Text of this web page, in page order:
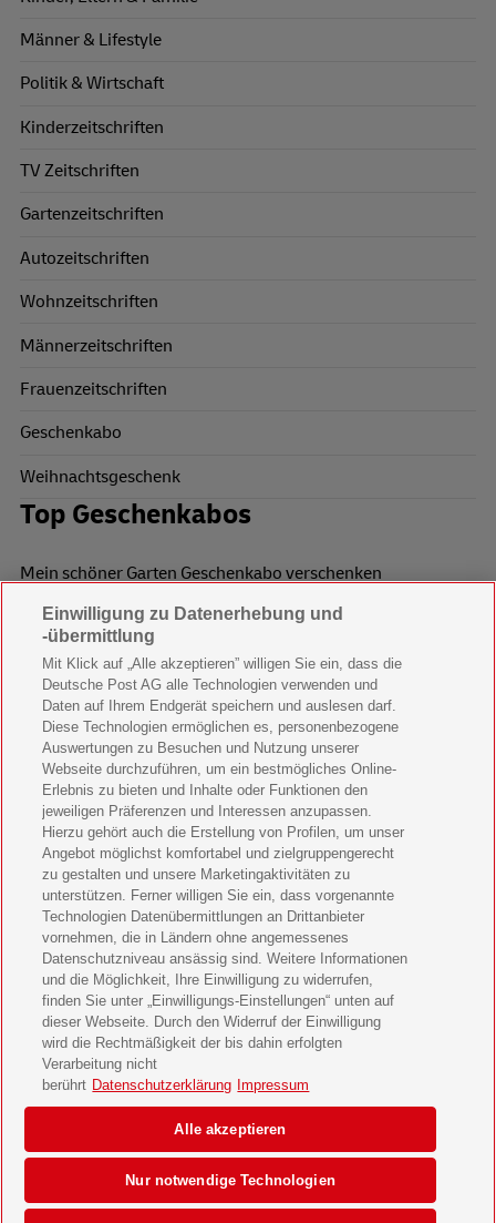
Männer & Lifestyle
Politik & Wirtschaft
Kinderzeitschriften
TV Zeitschriften
Gartenzeitschriften
Autozeitschriften
Wohnzeitschriften
Männerzeitschriften
Frauenzeitschriften
Geschenkabo
Weihnachtsgeschenk
Top Geschenkabos
Mein schöner Garten Geschenkabo verschenken
Wohnen & Garten Geschenkabo verschenken
Mein schönes Land Geschenkabo verschenken
Bild der Frau Geschenkabo verschenken
11 Freunde Geschenkabo verschenken
LEGO Ninjago Magazin Geschenkabo verschenken
Brigitte Geschenkabo verschenken
GEOlino Geschenkabo verschenken
Stern Crime Geschenkabo verschenken
Welt der Wunder Geschenkabo verschenken
GEO Geschenkabo verschenken
Datenschutz & Cookies
Einwilligungs-Einstellungen
Barrierefreiheit
Einwilligung zu Datenerhebung und
-übermittlung
Mit Klick auf „Alle akzeptieren” willigen Sie ein, dass die
Deutsche Post AG alle Technologien verwenden und
Daten auf Ihrem Endgerät speichern und auslesen darf.
Diese Technologien ermöglichen es, personenbezogene
Auswertungen zu Besuchen und Nutzung unserer
Webseite durchzuführen, um ein bestmögliches Online-
Erlebnis zu bieten und Inhalte oder Funktionen den
jeweiligen Präferenzen und Interessen anzupassen.
Hierzu gehört auch die Erstellung von Profilen, um unser
Angebot möglichst komfortabel und zielgruppengerecht
zu gestalten und unsere Marketingaktivitäten zu
unterstützen. Ferner willigen Sie ein, dass vorgenannte
Technologien Datenübermittlungen an Drittanbieter
vornehmen, die in Ländern ohne angemessenes
Datenschutzniveau ansässig sind. Weitere Informationen
und die Möglichkeit, Ihre Einwilligung zu widerrufen,
finden Sie unter „Einwilligungs-Einstellungen“ unten auf
dieser Webseite. Durch den Widerruf der Einwilligung
wird die Rechtmäßigkeit der bis dahin erfolgten
Verarbeitung nicht
berührt Datenschutzerklärung Impressum
Nur notwendige Technologien
Alle akzeptieren